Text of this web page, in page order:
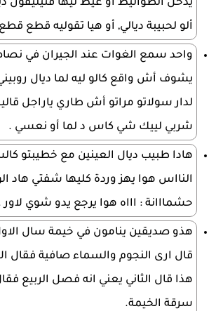
يدخل الطواليط أو عيط ليها فتيليفون
ألو لحبيبة ديالي, أو هيا تقوليه قطع
واحد سمع الغوات عند الجيران في
يشوف أش واقع كالو ليه لما ديال
لدار سولاتو مراتو أش طاري ياراجل
شربي لييك شي كاس د لما أو نعسي .
هادا طبيب ديال العينين مع خطيبتو
النااس هوا يهز وردة كليها شفتي هاد
حشمااانة : اااه هوا يرجع يدو شوي لاور
هذو صديقين ينامون في خيمة سال الاول
قال ارى النجوم والسماء صافية فقال
هذا قال الثاني يعني انه فصل الربيع
سرقة الخيمة.